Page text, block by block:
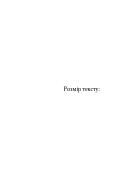
Розмір тексту: